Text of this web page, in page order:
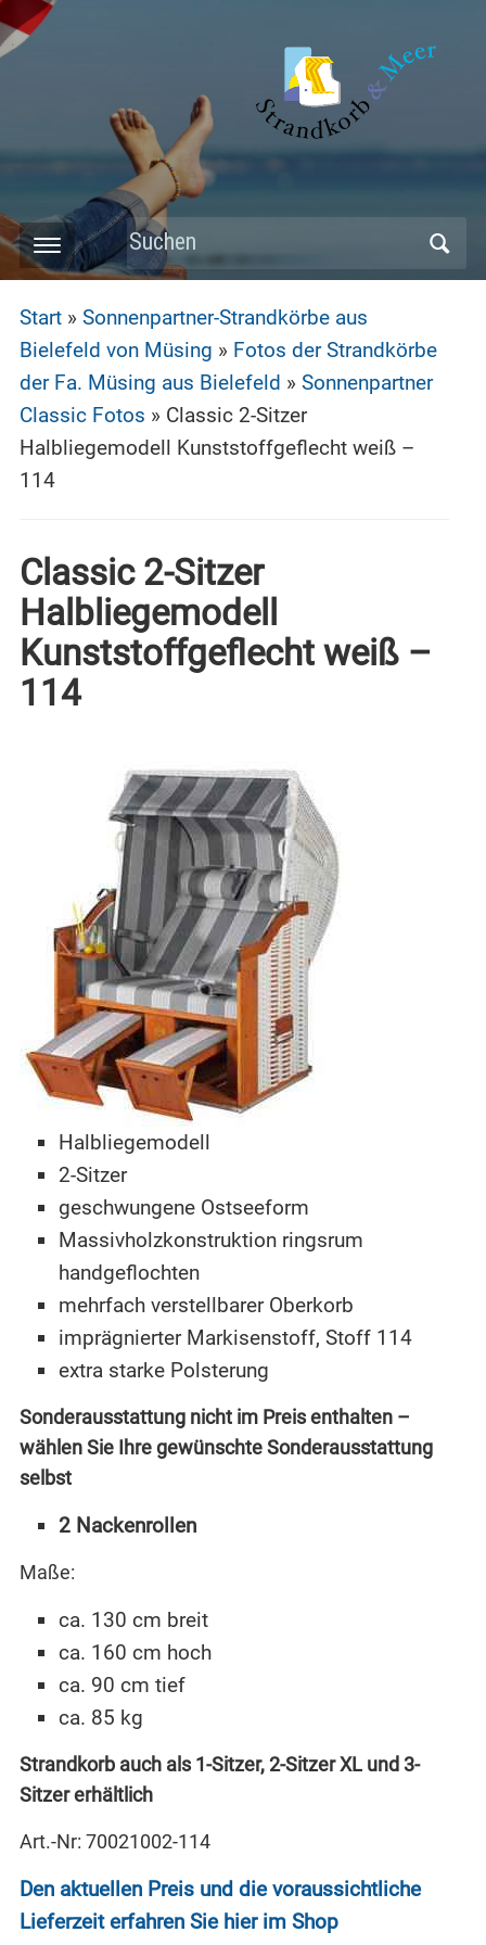
Skip
to
main
content
Toggle
menu
Search
for:
Start» Sonnenpartner-Strandkörbe aus
Bielefeld von Müsing » Fotos der Strandkörbe
der Fa. Müsing aus Bielefeld » Sonnenpartner
Classic Fotos » Classic 2-Sitzer
Halbliegemodell Kunststoffgeflecht weiß –
114
Classic 2-Sitzer
Halbliegemodell
Kunststoffgeflecht weiß –
114
Halbliegemodell
2-Sitzer
geschwungene Ostseeform
Massivholzkonstruktion ringsrum
handgeflochten
mehrfach verstellbarer Oberkorb
imprägnierter Markisenstoff, Stoff 114
extra starke Polsterung
Sonderausstattung nicht im Preis enthalten –
wählen Sie Ihre gewünschte Sonderausstattung
selbst
2 Nackenrollen
Maße:
ca. 130 cm breit
ca. 160 cm hoch
ca. 90 cm tief
ca. 85 kg
Strandkorb auch als 1-Sitzer, 2-Sitzer XL und 3-
Sitzer erhältlich
Art.-Nr: 70021002-114
Den aktuellen Preis und die voraussichtliche
Lieferzeit erfahren Sie hier im Shop